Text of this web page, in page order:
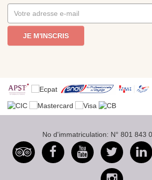
JE M'INSCRIS
No d'immatriculation: N° 801 843